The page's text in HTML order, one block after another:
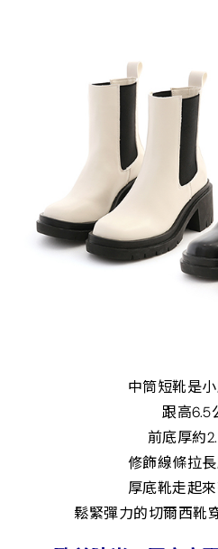
中筒短靴是
跟高6.5
前底厚約
修飾線條拉
厚底靴走起
鬆緊彈力的切爾西靴